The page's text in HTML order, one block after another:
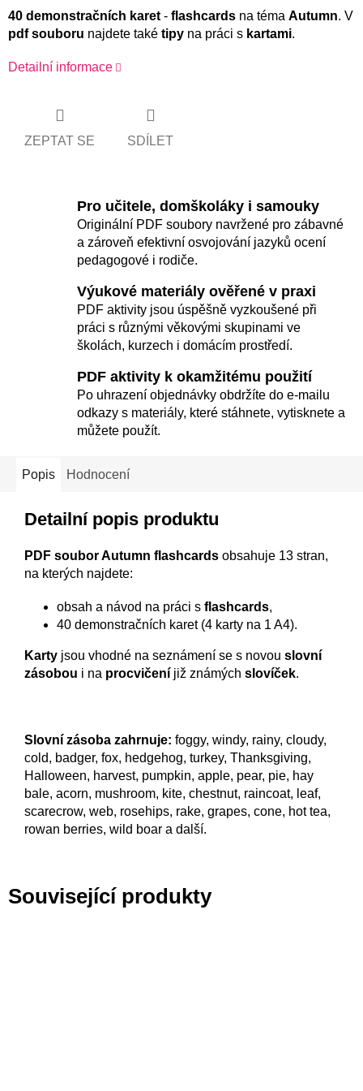
40 demonstračních karet - flashcards na téma Autumn. V
pdf souboru najdete také tipy na práci s kartami.
Detailní informace
ZEPTAT SE SDÍLET
Pro učitele, domškoláky i samouky
Originální PDF soubory navržené pro zábavné
a zároveň efektivní osvojování jazyků ocení
pedagogové i rodiče.
Výukové materiály ověřené v praxi
PDF aktivity jsou úspěšně vyzkoušené při
práci s různými věkovými skupinami ve
školách, kurzech i domácím prostředí.
PDF aktivity k okamžitému použití
Po uhrazení objednávky obdržíte do e-mailu
odkazy s materiály, které stáhnete, vytisknete a
můžete použít.
Popis Hodnocení
Detailní popis produktu
PDF soubor Autumn flashcards obsahuje 13 stran,
na kterých najdete:
obsah a návod na práci s flashcards,
40 demonstračních karet (4 karty na 1 A4).
Karty jsou vhodné na seznámení se s novou slovní
zásobou i na procvičení již známých slovíček.
Slovní zásoba zahrnuje: foggy, windy, rainy, cloudy,
cold, badger, fox, hedgehog, turkey, Thanksgiving,
Halloween, harvest, pumpkin, apple, pear, pie, hay
bale, acorn, mushroom, kite, chestnut, raincoat, leaf,
scarecrow, web, rosehips, rake, grapes, cone, hot tea,
rowan berries, wild boar a další.
Související produkty